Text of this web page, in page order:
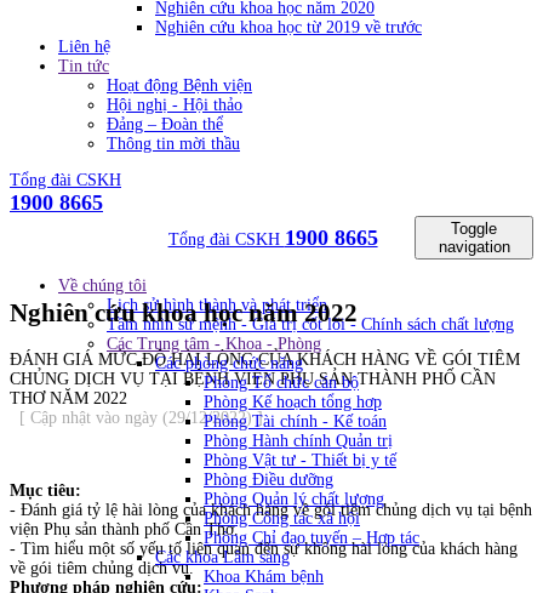
Nghiên cứu khoa học năm 2020
Nghiên cứu khoa học từ 2019 về trước
Liên hệ
Tin tức
Hoạt động Bệnh viện
Hội nghị - Hội thảo
Đảng – Đoàn thể
Thông tin mời thầu
Tổng đài CSKH
1900 8665
Tổng đài CSKH 1900 8665
Toggle
navigation
Về chúng tôi
Lịch sử hình thành và phát triển
Tầm nhìn sứ mệnh - Giá trị cốt lõi - Chính sách chất lượng
Các Trung tâm - Khoa - Phòng
Các phòng chức năng
Phòng Tổ chức cán bộ
Phòng Kế hoạch tổng hơp
Phòng Tài chính - Kế toán
Phòng Hành chính Quản trị
Phòng Vật tư - Thiết bị y tế
Phòng Điều dưỡng
Phòng Quản lý chất lượng
Phòng Công tác xã hội
Phòng Chỉ đạo tuyến – Hợp tác
Các khoa Lâm sàng
Khoa Khám bệnh
Nghiên cứu khoa học năm 2022
ĐÁNH GIÁ MỨC ĐỘ HÀI LÒNG CỦA KHÁCH HÀNG VỀ GÓI TIÊM
CHỦNG DỊCH VỤ TẠI BỆNH VIỆN PHỤ SẢN THÀNH PHỐ CẦN
THƠ NĂM 2022
[ Cập nhật vào ngày (29/12/2022) ]
Mục tiêu:
- Đánh giá tỷ lệ hài lòng của khách hàng về gói tiêm chủng dịch vụ tại bệnh
viện Phụ sản thành phố Cần Thơ.
- Tìm hiểu một số yếu tố liên quan đến sự không hài lòng của khách hàng
về gói tiêm chủng dịch vụ.
Phương pháp nghiên cứu: